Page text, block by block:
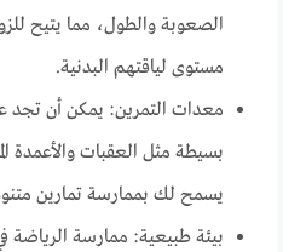
الصعوبة والطول، مما يتيح
مستوى لياقتهم البدنية.
معدات التمرين: يمكن أن تجد
بسيطة مثل العقبات والأعمدة
يسمح لك بممارسة تمارين
بيئة طبيعية: ممارسة